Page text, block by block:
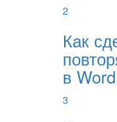
2
Как
в
3